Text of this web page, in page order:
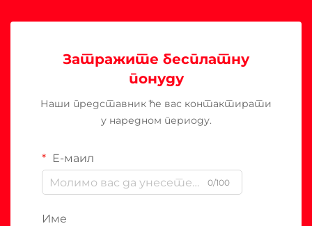
Затражите бесплатну
понуду
Наши представник ће вас контактирати
у наредном периоду.
Е-маил
0/100
Име